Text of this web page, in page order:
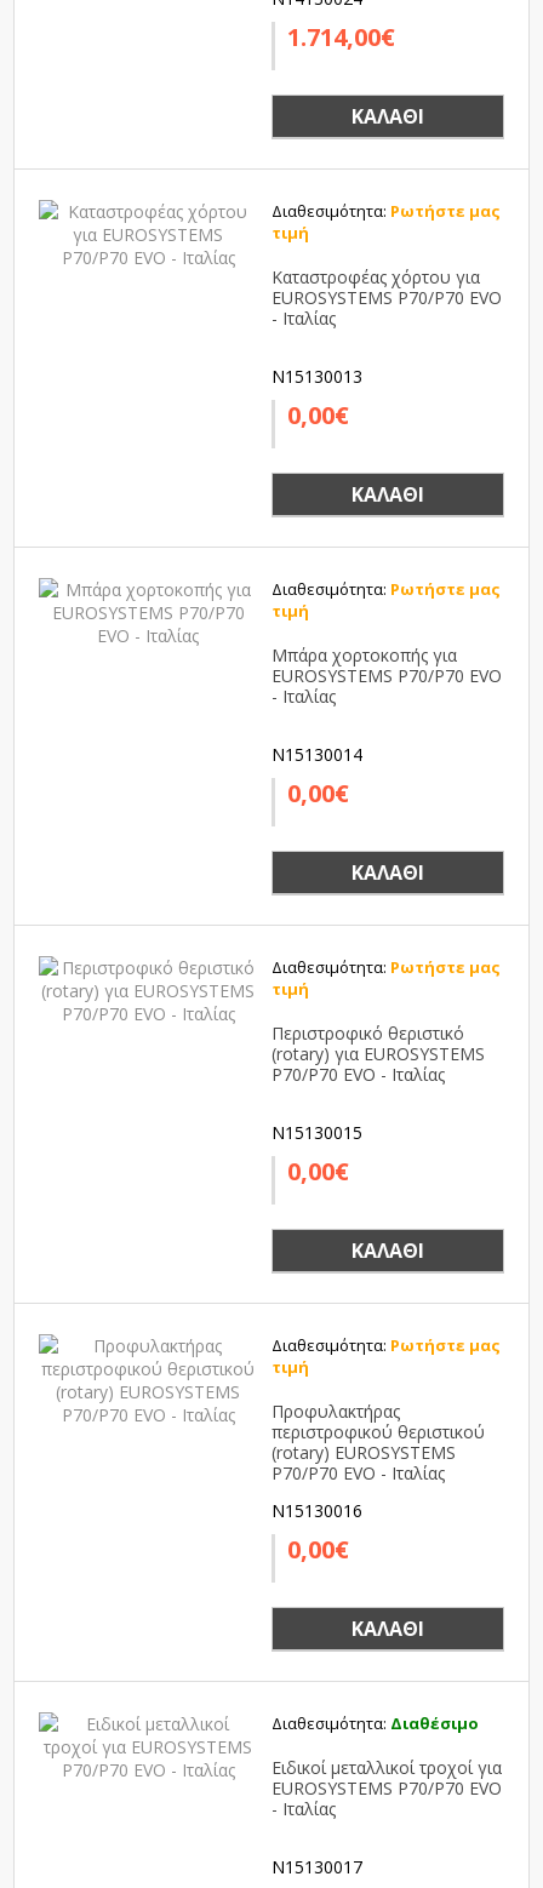
1.714,00€
ΚΑΛΆΘΙ
Διαθεσιμότητα: Ρωτήστε μας
τιμή
Καταστροφέας χόρτου για
EUROSYSTEMS P70/P70 EVO
- Ιταλίας
N15130013
0,00€
ΚΑΛΆΘΙ
Διαθεσιμότητα: Ρωτήστε μας
τιμή
Μπάρα χορτοκοπής για
EUROSYSTEMS P70/P70 EVO
- Ιταλίας
N15130014
0,00€
ΚΑΛΆΘΙ
Διαθεσιμότητα: Ρωτήστε μας
τιμή
Περιστροφικό θεριστικό
(rotary) για EUROSYSTEMS
P70/P70 EVO - Ιταλίας
N15130015
0,00€
ΚΑΛΆΘΙ
Διαθεσιμότητα: Ρωτήστε μας
τιμή
Προφυλακτήρας
περιστροφικού θεριστικού
(rotary) EUROSYSTEMS
P70/P70 EVO - Ιταλίας
N15130016
0,00€
ΚΑΛΆΘΙ
Διαθεσιμότητα: Διαθέσιμο
Ειδικοί μεταλλικοί τροχοί για
EUROSYSTEMS P70/P70 EVO
- Ιταλίας
N15130017